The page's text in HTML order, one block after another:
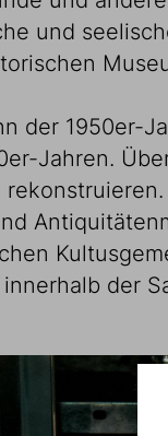
und
der 1950er-
Jahren.
der